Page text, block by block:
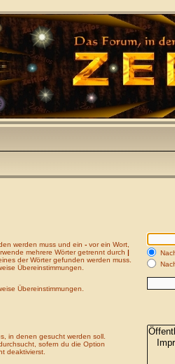
werden muss und ein - vor ein Wort,
mehrere Wörter getrennt durch |
der Wörter gefunden werden muss.
Übereinstimmungen.
Übereinstimmungen.
in denen gesucht werden soll.
sofern du die Option
deaktivierst.